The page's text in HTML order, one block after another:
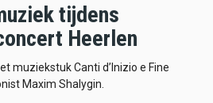
tijdens
Heerlen
muziekstuk Canti d’Inizio e Fine
Maxim Shalygin.